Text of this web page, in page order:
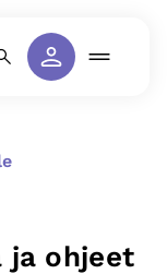
ja ohjeet